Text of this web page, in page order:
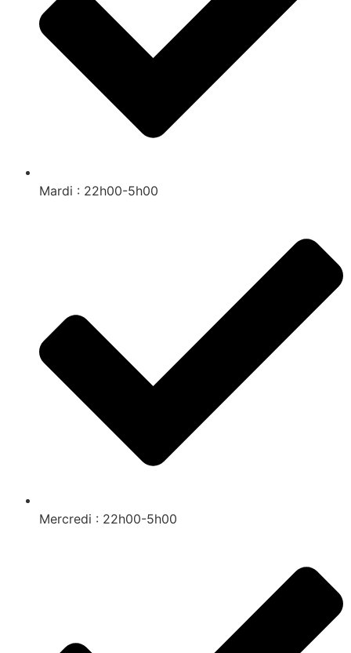
Mardi : 22h00-5h00
Mercredi : 22h00-5h00